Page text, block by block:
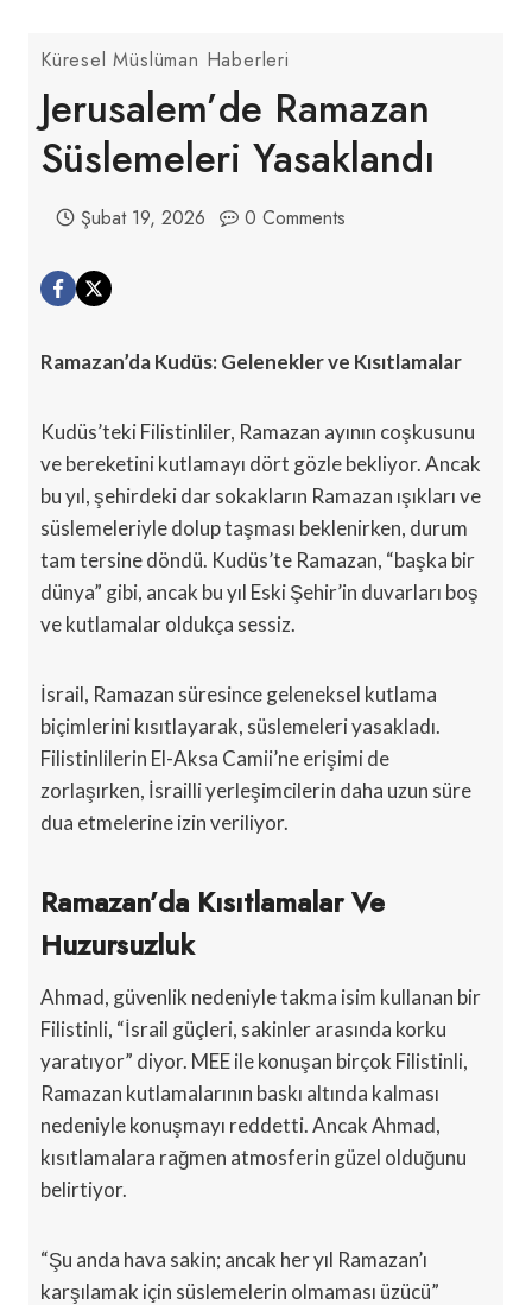
Küresel Müslüman Haberleri
Jerusalem’de Ramazan
Süslemeleri Yasaklandı
Şubat 19, 2026 0 Comments
Ramazan’da Kudüs: Gelenekler ve Kısıtlamalar
Kudüs’teki Filistinliler, Ramazan ayının coşkusunu
ve bereketini kutlamayı dört gözle bekliyor. Ancak
bu yıl, şehirdeki dar sokakların Ramazan ışıkları ve
süslemeleriyle dolup taşması beklenirken, durum
tam tersine döndü. Kudüs’te Ramazan, “başka bir
dünya” gibi, ancak bu yıl Eski Şehir’in duvarları boş
ve kutlamalar oldukça sessiz.
İsrail, Ramazan süresince geleneksel kutlama
biçimlerini kısıtlayarak, süslemeleri yasakladı.
Filistinlilerin El-Aksa Camii’ne erişimi de
zorlaşırken, İsrailli yerleşimcilerin daha uzun süre
dua etmelerine izin veriliyor.
Ramazan’da Kısıtlamalar Ve
Huzursuzluk
Ahmad, güvenlik nedeniyle takma isim kullanan bir
Filistinli, “İsrail güçleri, sakinler arasında korku
yaratıyor” diyor. MEE ile konuşan birçok Filistinli,
Ramazan kutlamalarının baskı altında kalması
nedeniyle konuşmayı reddetti. Ancak Ahmad,
kısıtlamalara rağmen atmosferin güzel olduğunu
belirtiyor.
“Şu anda hava sakin; ancak her yıl Ramazan’ı
karşılamak için süslemelerin olmaması üzücü”